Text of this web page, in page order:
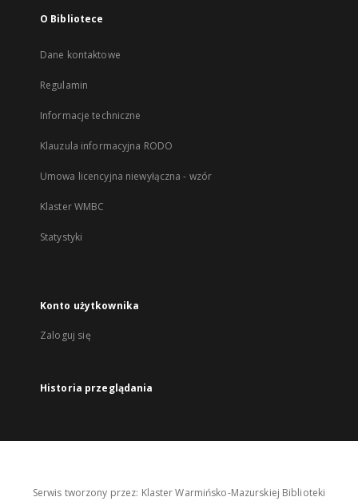
O Bibliotece
Dane kontaktowe
Regulamin
Informacje techniczne
Klauzula informacyjna RODO
Umowa licencyjna niewyłączna - wzór
Klaster WMBC
Statystyki
Konto użytkownika
Zaloguj się
Historia przeglądania
Serwis tworzony przez: Klaster Warmińsko-Mazurskiej Biblioteki